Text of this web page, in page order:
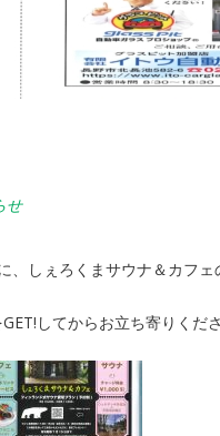
せ
しぇろくまサウナ＆カフェ
してからお立ち寄りくだ